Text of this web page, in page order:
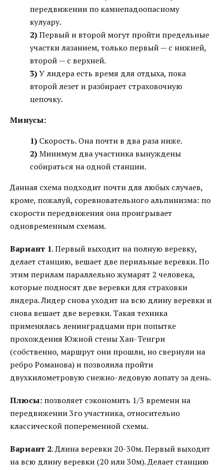
передвижении по камнепадоопасному
кулуару.
2)Первый и второй могут пройти предельные
участки лазанием, только первый — с нижней,
второй — с верхней.
3)У лидера есть время для отдыха, пока
второй лезет и разбирает страховочную
цепочку.
Минусы:
1) Скорость. Она почти в два раза ниже.
2)Минимум два участника вынуждены
собираться на одной станции.
Данная схема подходит почти для любых случаев,
кроме, пожалуй, соревновательного альпинизма: по
скорости передвижения она проигрывает
одновременным схемам.
Вариант 1. Первый выходит на полную веревку,
делает станцию, вешает две перильные веревки. По
этим перилам параллельно жумарят 2 человека,
которые подносят две веревки для страховки
лидера. Лидер снова уходит на всю длину веревки и
снова вешает две веревки. Такая техника
применялась ленинградцами при попытке
прохождения Южной стены Хан-Тенгри
(собственно, маршрут они прошли, но свернули на
ребро Романова) и позволила пройти
двухкилометровую снежно-ледовую лопату за день.
Плюсы: позволяет сэкономить 1/3 времени на
передвижении 3го участника, относительно
классической попеременной схемы.
Вариант 2. Длина веревки 20-30м. Первый выходит
на всю длину веревки (20 или 30м). Делает станцию